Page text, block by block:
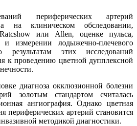
периферических артерий
на клиническом обследовании,
или Allen, оценке пульса,
и измерении лодыжечно-плечевого
этих исследований
к проведению цветной дупплексной
диагноза окклюзионной болезни
золотым стандартом считалась
ангиография. Однако цветная
периферических артерий становится
методикой диагностики.